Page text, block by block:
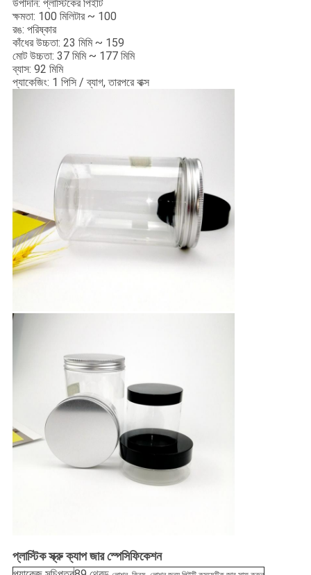
উপাদান: প্লাস্টিকের পিইটি
ক্ষমতা: 100 মিলিটার ~ 100
রঙ: পরিষ্কার
কাঁধের উচ্চতা: 23 মিমি ~ 159
মোট উচ্চতা: 37 মিমি ~ 177 মিমি
ব্যাস: 92 মিমি
প্যাকেজিং: 1 পিসি / ব্যাগ, তারপরে বাক্স
প্লাস্টিক স্ক্রু ক্যাপ জার স্পেসিফিকেশন